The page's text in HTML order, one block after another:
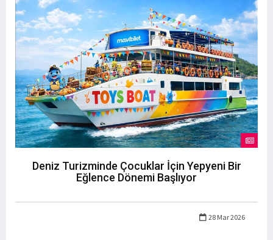
Deniz Turizminde Çocuklar İçin Yepyeni Bir
Eğlence Dönemi Başlıyor
28 Mar 2026